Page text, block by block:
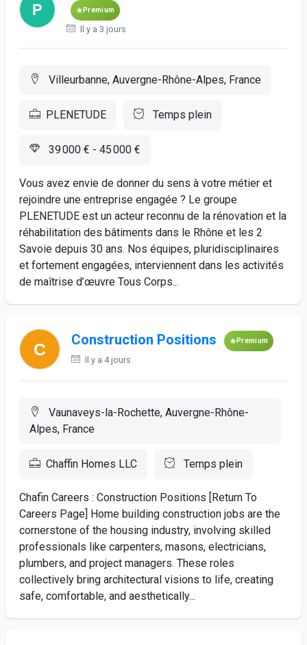
Premium
Il y a 3 jours
Villeurbanne, Auvergne-Rhône-Alpes, France
PLENETUDE Temps plein
39 000 € - 45 000 €
Vous avez envie de donner du sens à votre métier et
rejoindre une entreprise engagée ? Le groupe
PLENETUDE est un acteur reconnu de la rénovation et la
réhabilitation des bâtiments dans le Rhône et les 2
Savoie depuis 30 ans. Nos équipes, pluridisciplinaires
et fortement engagées, interviennent dans les activités
de maîtrise d’œuvre Tous Corps...
Construction Positions Premium
Il y a 4 jours
Vaunaveys-la-Rochette, Auvergne-Rhône-
Alpes, France
Chaffin Homes LLC Temps plein
Chafin Careers : Construction Positions [Return To
Careers Page] Home building construction jobs are the
cornerstone of the housing industry, involving skilled
professionals like carpenters, masons, electricians,
plumbers, and project managers. These roles
collectively bring architectural visions to life, creating
safe, comfortable, and aesthetically...